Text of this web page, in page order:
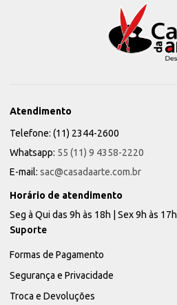
Atendimento
Telefone: (11) 2344-2600
Whatsapp: 55 (11) 9 4358-2220
E-mail: sac@casadaarte.com.br
Horário de atendimento
Seg à Qui das 9h às 18h | Sex 9h às 17h
Suporte
Formas de Pagamento
Segurança e Privacidade
Troca e Devoluções